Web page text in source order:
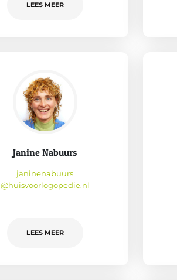
LEES MEER
Janine Nabuurs
janinenabuurs
@huisvoorlogopedie.nl
LEES MEER